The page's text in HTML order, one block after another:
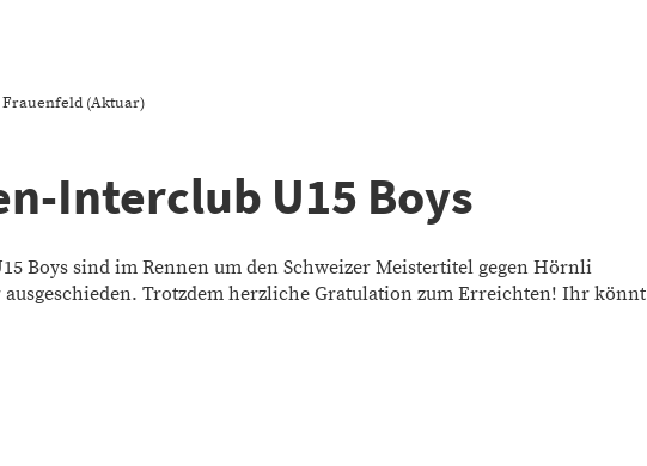
(Aktuar)
Interclub U15 Boys
Boys sind im Rennen um den Schweizer Meistertitel gegen Hörnli
Trotzdem herzliche Gratulation zum Erreichten! Ihr könnt